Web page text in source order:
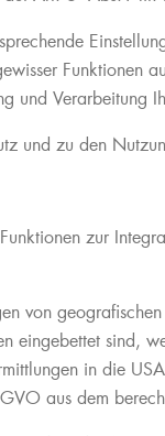
Funktionen
und Verarbeitung
und zu den
zur
von
eingebettet sind,
in die
aus dem